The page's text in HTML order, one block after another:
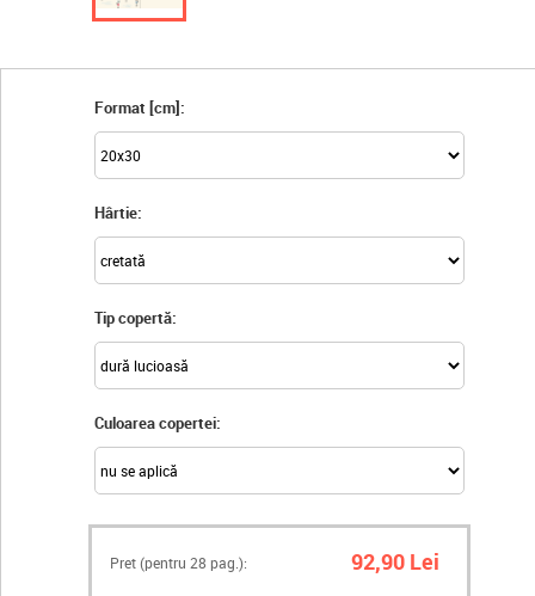
Format [cm]:
Hârtie:
Tip copertă:
Culoarea copertei:
Pret (pentru 28 pag.): 92,90 Lei